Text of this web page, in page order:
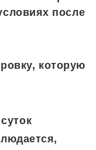
после
которую